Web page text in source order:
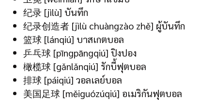
纪录 [jìlù] บันทึก
纪录创造者 [jìlù chuàngzào zhě] ผู้บันทึก
篮球 [lánqiú] บาสเกตบอล
乒乓球 [pīngpāngqiú] ปิงปอง
橄榄球 [gǎnlǎnqiú] รักบี้ฟุตบอล
排球 [páiqiú] วอลเลย์บอล
美国足球 [měiguózúqiú] อเมริกันฟุตบอล